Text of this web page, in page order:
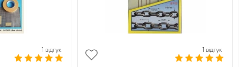
1 відгук 1 відгук